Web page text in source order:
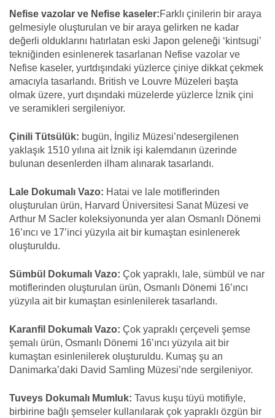
Nefise vazolar ve Nefise kaseler:Farklı çinilerin bir araya
gelmesiyle oluşturulan ve bir araya gelirken ne kadar
değerli olduklarını hatırlatan eski Japon geleneği ‘kintsugi’
tekniğinden esinlenerek tasarlanan Nefise vazolar ve
Nefise kaseler, yurtdışındaki yüzlerce çiniye dikkat çekmek
amacıyla tasarlandı. British ve Louvre Müzeleri başta
olmak üzere, yurt dışındaki müzelerde yüzlerce İznik çini
ve seramikleri sergileniyor.
Çinili Tütsülük: bugün, İngiliz Müzesi’ndesergilenen
yaklaşık 1510 yılına ait İznik işi kalemdanın üzerinde
bulunan desenlerden ilham alınarak tasarlandı.
Lale Dokumalı Vazo: Hatai ve lale motiflerinden
oluşturulan ürün, Harvard Üniversitesi Sanat Müzesi ve
Arthur M Sacler koleksiyonunda yer alan Osmanlı Dönemi
16’ıncı ve 17’inci yüzyıla ait bir kumaştan esinlenerek
oluşturuldu.
Sümbül Dokumalı Vazo: Çok yapraklı, lale, sümbül ve nar
motiflerinden oluşturulan ürün, Osmanlı Dönemi 16’ıncı
yüzyıla ait bir kumaştan esinlenilerek tasarlandı.
Karanfil Dokumalı Vazo: Çok yapraklı çerçeveli şemse
şemalı ürün, Osmanlı Dönemi 16’ıncı yüzyıla ait bir
kumaştan esinlenilerek oluşturuldu. Kumaş şu an
Danimarka’daki David Samling Müzesi’nde sergileniyor.
Tuveys Dokumalı Mumluk: Tavus kuşu tüyü motifiyle,
birbirine bağlı şemseler kullanılarak çok yapraklı özgün bir